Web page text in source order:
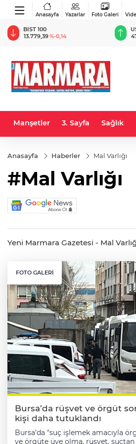
Anasayfa Yazarlar Foto Galeri
BIST 100
13.779,39%-0,14
Manşetler 3. Sayfa Sağlık
Anasayfa Haberler Mal Varlığı
#Mal Varlığı
Yeni Marmara Gazetesi - Mal
FOTO GALERI
Bursa’da rüşvet ve örgüt
kişi daha tutuklandı
Bursa’da "suç işlemek amacıyla
ve örgüte üye olma, rüşvet,